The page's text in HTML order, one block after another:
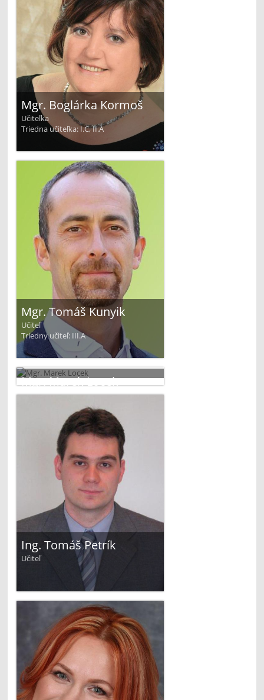
Mgr. Boglárka Kormoš
Učiteľka
Triedna učiteľka: I.C, II.A
Mgr. Tomáš Kunyik
Učiteľ
Triedny učiteľ: III.A
Mgr. Marek Locek
Učiteľ
Ing. Tomáš Petrík
Učiteľ